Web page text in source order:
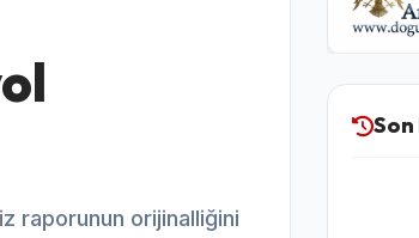
raporunun orijinalliğini